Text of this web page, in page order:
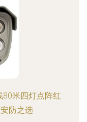
80米四灯点阵红
防之选